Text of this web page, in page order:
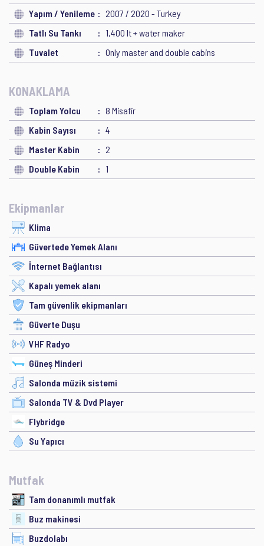
Yapım / Yenileme
2007 / 2020 - Turkey
Tatlı Su Tankı
1,400 lt + water maker
Tuvalet
Only master and double cabins
KONAKLAMA
Toplam Yolcu
8 Misafir
Kabin Sayısı
4
Master Kabin
2
Double Kabin
1
Ekipmanlar
Klima
Güvertede Yemek Alanı
İnternet Bağlantısı
Kapalı yemek alanı
Tam güvenlik ekipmanları
Güverte Duşu
VHF Radyo
Güneş Minderi
Salonda müzik sistemi
Salonda TV & Dvd Player
Flybridge
Su Yapıcı
Mutfak
Tam donanımlı mutfak
Buz makinesi
Buzdolabı